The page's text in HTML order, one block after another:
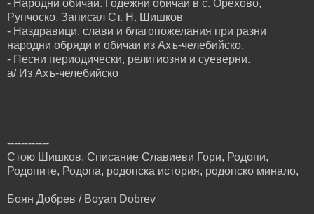
- Народни обичаи. Годежни обичаи в с. Орехово,
Рупчоско. Записал Ст. Н. Шишков
- Наздравици, слави и благопожелания при разни
народни обряди и обичаи из Ахъ-челебийско.
- Песни периодически, религиозни и суеверни.
а/ Из Ахъ-челебийско
------------
Стою Шишков, Списание Славиеви Гори, Родопи,
Родопите, Родопа, родопска история, родопско минало,
Боян Добрев / Boyan Dobrev